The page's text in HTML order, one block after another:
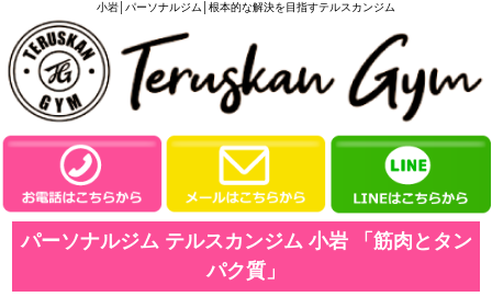
小岩│パーソナルジム│根本的な解決を目指すテルスカンジム
パーソナルジム テルスカンジム 小岩 「筋肉とタン
パク質」